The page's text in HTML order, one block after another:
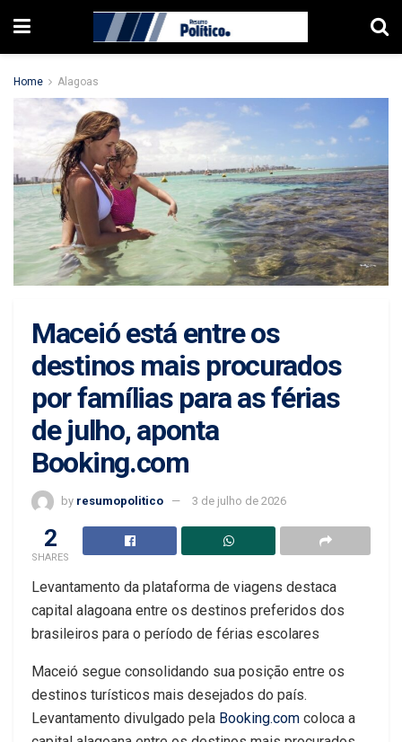
Home Alagoas
Maceió está entre os
destinos mais procurados
por famílias para as férias
de julho, aponta
Booking.com
by resumopolitico 3 de julho de 2026
2
SHARES
Levantamento da plataforma de viagens destaca
capital alagoana entre os destinos preferidos dos
brasileiros para o período de férias escolares
Maceió segue consolidando sua posição entre os
destinos turísticos mais desejados do país.
Levantamento divulgado pela Booking.com coloca a